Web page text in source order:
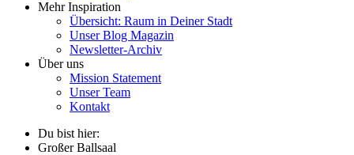
Mehr Inspiration
Übersicht: Raum in Deiner Stadt
Unser Blog Magazin
Newsletter-Archiv
Über uns
Mission Statement
Unser Team
Kontakt
Du bist hier:
Großer Ballsaal